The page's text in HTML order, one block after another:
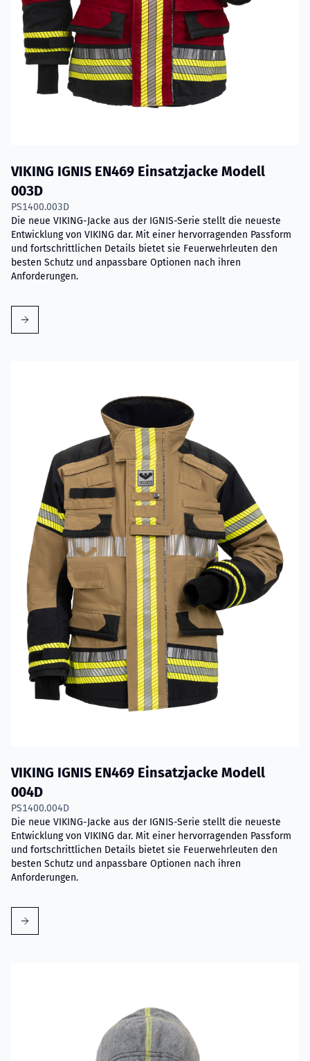
VIKING IGNIS EN469 Einsatzjacke Modell
003D
PS1400.003D
Die neue VIKING-Jacke aus der IGNIS-Serie stellt die neueste
Entwicklung von VIKING dar. Mit einer hervorragenden Passform
und fortschrittlichen Details bietet sie Feuerwehrleuten den
besten Schutz und anpassbare Optionen nach ihren
Anforderungen.
VIKING IGNIS EN469 Einsatzjacke Modell
004D
PS1400.004D
Die neue VIKING-Jacke aus der IGNIS-Serie stellt die neueste
Entwicklung von VIKING dar. Mit einer hervorragenden Passform
und fortschrittlichen Details bietet sie Feuerwehrleuten den
besten Schutz und anpassbare Optionen nach ihren
Anforderungen.